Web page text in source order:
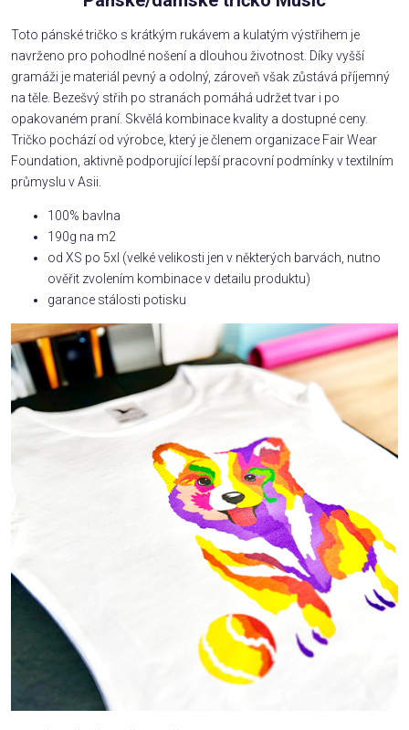
Toto pánské tričko s krátkým rukávem a kulatým výstřihem je
navrženo pro pohodlné nošení a dlouhou životnost. Díky vyšší
gramáži je materiál pevný a odolný, zároveň však zůstává příjemný
na těle. Bezešvý střih po stranách pomáhá udržet tvar i po
opakovaném praní. Skvělá kombinace kvality a dostupné ceny.
Tričko pochází od výrobce, který je členem organizace Fair Wear
Foundation, aktivně podporující lepší pracovní podmínky v textilním
průmyslu v Asii.
100% bavlna
190g na m2
od XS po 5xl (velké velikosti jen v některých barvách, nutno
ověřit zvolením kombinace v detailu produktu)
garance stálosti potisku